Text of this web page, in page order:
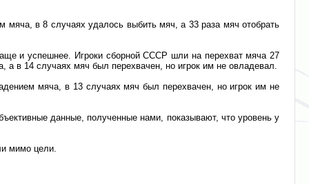
мяча, в 8 случаях удалось выбить мяч, а 33 раза мяч отобрать
и успешнее. Игроки сборной СССР шли на перехват мяча 27
а в 14 случаях мяч был перехвачен, но игрок им не овладевал.
мяча, в 13 случаях мяч был перехвачен, но игрок им не
данные, полученные нами, показывают, что уровень у
мимо цели.